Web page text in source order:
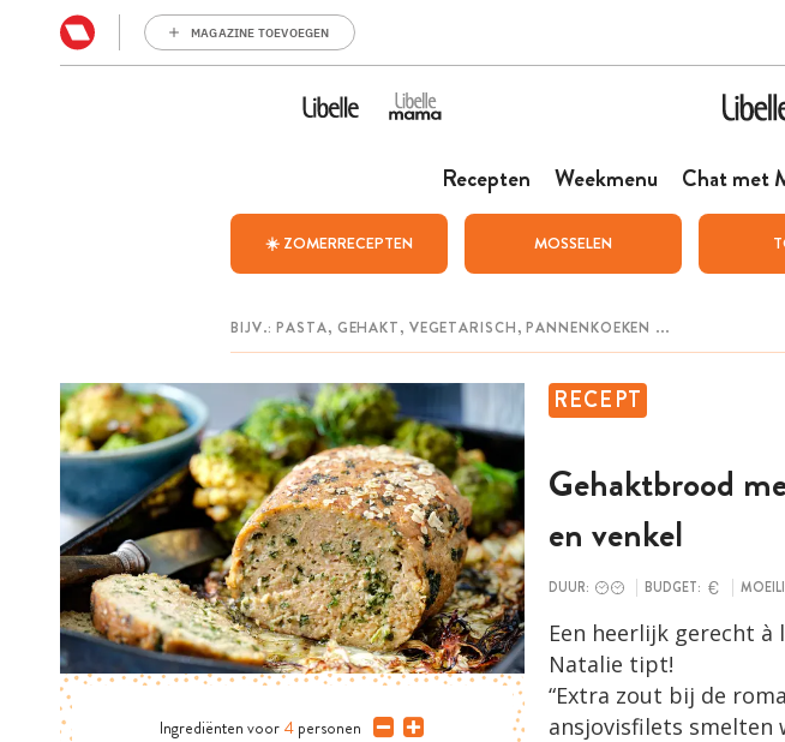
MAGAZINE TOEVOEGEN
Recepten Weekmenu Chat met
☀️ ZOMERRECEPTEN MOSSELEN
RECEPT
Gehaktbrood
en venkel
DUUR: BUDGET:
Een heerlijk gerecht à
Natalie tipt!
“Extra zout bij de
ansjovisfilets smelten
Ingrediënten voor 4 personen